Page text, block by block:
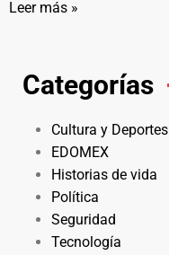
Leer más »
Categorías
Cultura y Deportes
EDOMEX
Historias de vida
Política
Seguridad
Tecnología